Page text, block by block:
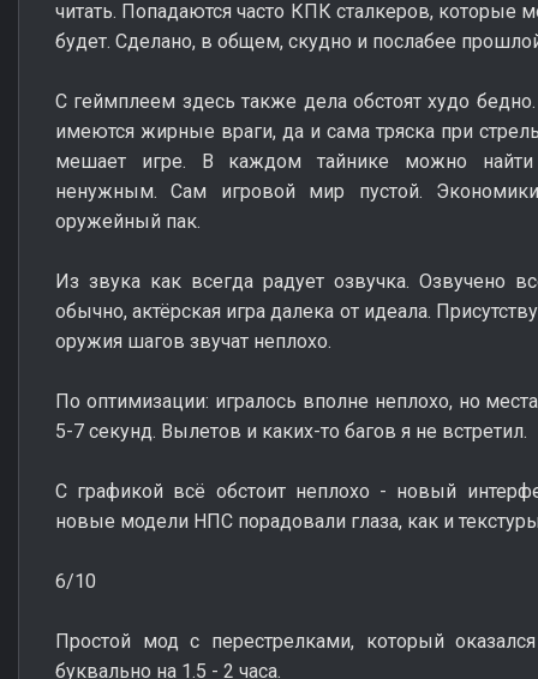
читать. Попадаются часто КПК сталкеров, которые
будет. Сделано, в общем, скудно и послабее
С геймплеем здесь также дела обстоят худо
имеются жирные враги, да и сама тряска при
мешает игре. В каждом тайнике можно найти
ненужным. Сам игровой мир пустой.
оружейный пак.
Из звука как всегда радует озвучка. Озвучено
обычно, актёрская игра далека от идеала.
оружия шагов звучат неплохо.
По оптимизации: игралось вполне неплохо, но
5-7 секунд. Вылетов и каких-то багов я не встретил.
С графикой всё обстоит неплохо - новый
новые модели НПС порадовали глаза, как и
6/10
Простой мод с перестрелками, который
буквально на 1.5 - 2 часа.